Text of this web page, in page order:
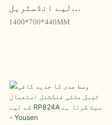
لیے انڈسٹریل
اسٹائل کافی ٹیبل
1400*700*440MM